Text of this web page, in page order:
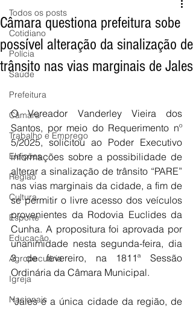
Todos os posts
Cotidiano
Polícia
Saúde
Prefeitura
Câmara
Trabalho e Emprego
Eleições
Região
Cultura
Esporte
Educação
Agropecuária
Igreja
Nacionais
Câmara questiona prefeitura sobe
possível alteração da sinalização de
trânsito nas vias marginais de Jales
O Vereador Vanderley Vieira dos
Santos, por meio do Requerimento nº
5/2025, solicitou ao Poder Executivo
informações sobre a possibilidade de
alterar a sinalização de trânsito “PARE”
nas vias marginais da cidade, a fim de
se permitir o livre acesso dos veículos
provenientes da Rodovia Euclides da
Cunha. A propositura foi aprovada por
unanimidade nesta segunda-feira, dia
3 de fevereiro, na 1811ª Sessão
Ordinária da Câmara Municipal.
“Jales é a única cidade da região, de